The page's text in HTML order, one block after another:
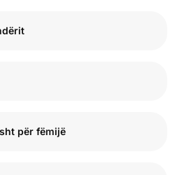
për fëmijë